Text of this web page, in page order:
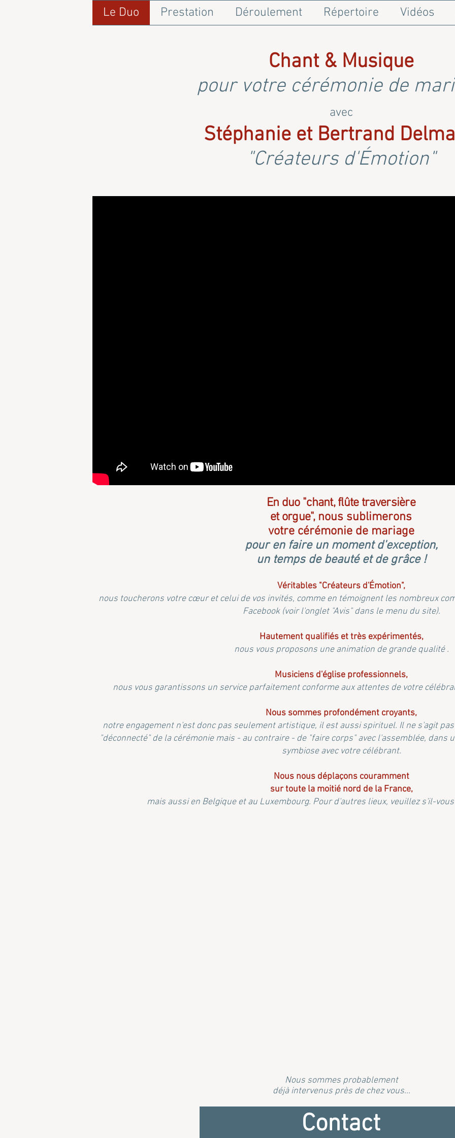
Le Duo Prestation Déroulement Répertoire Vidéos
Chant & Musique
pour votre cérémonie de
avec
Stéphanie et Bertrand
"Créateurs d'Émotion"
En duo "chant, flûte traversière
et orgue", nous sublimerons
votre cérémonie de mariage
pour en faire un momentd'exception,
un temps de beauté et de grâce !
Véritables "Créateurs d'Émotion",
nous toucherons votre cœur et celui de vos invités, comme en témoignent les nombreux
Facebook (voir l'onglet "Avis" dans le menu du site).
Hautement qualifiés et très expérimentés,
nous vous proposons une animation de grande qualité .
Musiciens d'église professionnels,
nous vous garantissons un service parfaitement conforme aux attentes de votre
Nous sommes profondément croyants,
notre engagement n'est donc pas seulement artistique, il est aussi spirituel. Il ne s'agit
"déconnecté" de la cérémonie mais - au contraire - de "faire corps" avec l'assemblée, dans
symbiose avec votre célébrant.
Nous nous déplaçons couramment
sur toute la moitié nord de la France,
mais aussi en Belgique et au Luxembourg. Pour d'autres lieux, veuillez s'il-
Nous sommes probablement
déjàintervenus près de chez vous...
Contact